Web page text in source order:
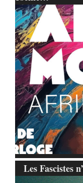
Les Fascistes